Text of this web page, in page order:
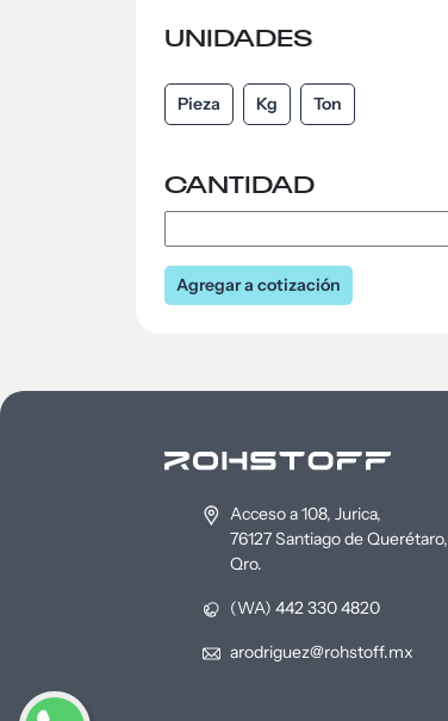
UNIDADES
Pieza Kg Ton
CANTIDAD
Agregar a cotización
Acceso a 108, Jurica,
76127 Santiago de Querétaro,
Qro.
(WA) 442 330 4820
arodriguez@rohstoff.mx